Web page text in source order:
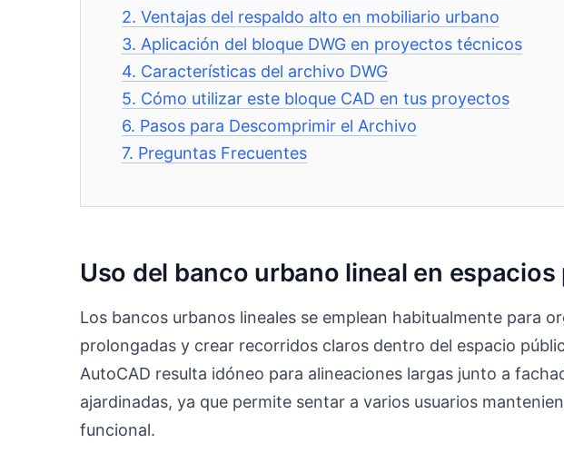
2.Ventajas del respaldo alto en mobiliario urbano
3. Aplicación del bloque DWG en proyectos técnicos
4. Características del archivo DWG
5. Cómo utilizar este bloque CAD en tus proyectos
6. Pasos para Descomprimir el Archivo
7. Preguntas Frecuentes
Uso del banco urbano lineal en
Los bancos urbanos lineales se emplean habitualmente para
prolongadas y crear recorridos claros dentro del espacio
AutoCAD resulta idóneo para alineaciones largas junto a
ajardinadas, ya que permite sentar a varios usuarios
funcional.